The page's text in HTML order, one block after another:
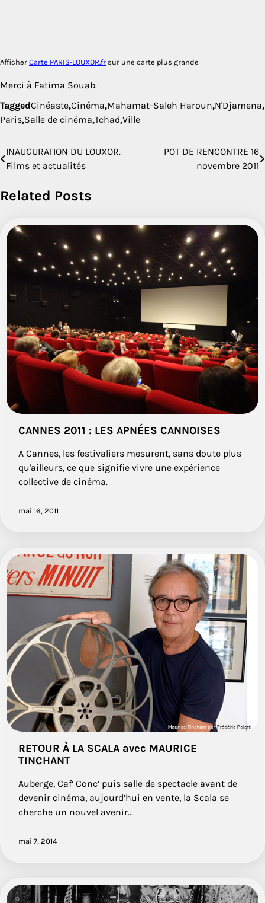
Afficher Carte PARIS-LOUXOR.fr sur une carte plus grande
Merci à Fatima Souab.
TaggedCinéaste,Cinéma,Mahamat-Saleh Haroun,N'Djamena,
Paris,Salle de cinéma,Tchad,Ville
Navigation
l’article
INAUGURATION DU LOUXOR.
Films et actualités
POT DE RENCONTRE 16
novembre 2011
Related Posts
CANNES 2011 : LES APNÉES CANNOISES
A Cannes, les festivaliers mesurent, sans doute plus
qu'ailleurs, ce que signifie vivre une expérience
collective de cinéma.
mai 16, 2011
RETOUR À LA SCALA avec MAURICE
TINCHANT
Auberge, Caf’ Conc’ puis salle de spectacle avant de
devenir cinéma, aujourd’hui en vente, la Scala se
cherche un nouvel avenir...
mai 7, 2014